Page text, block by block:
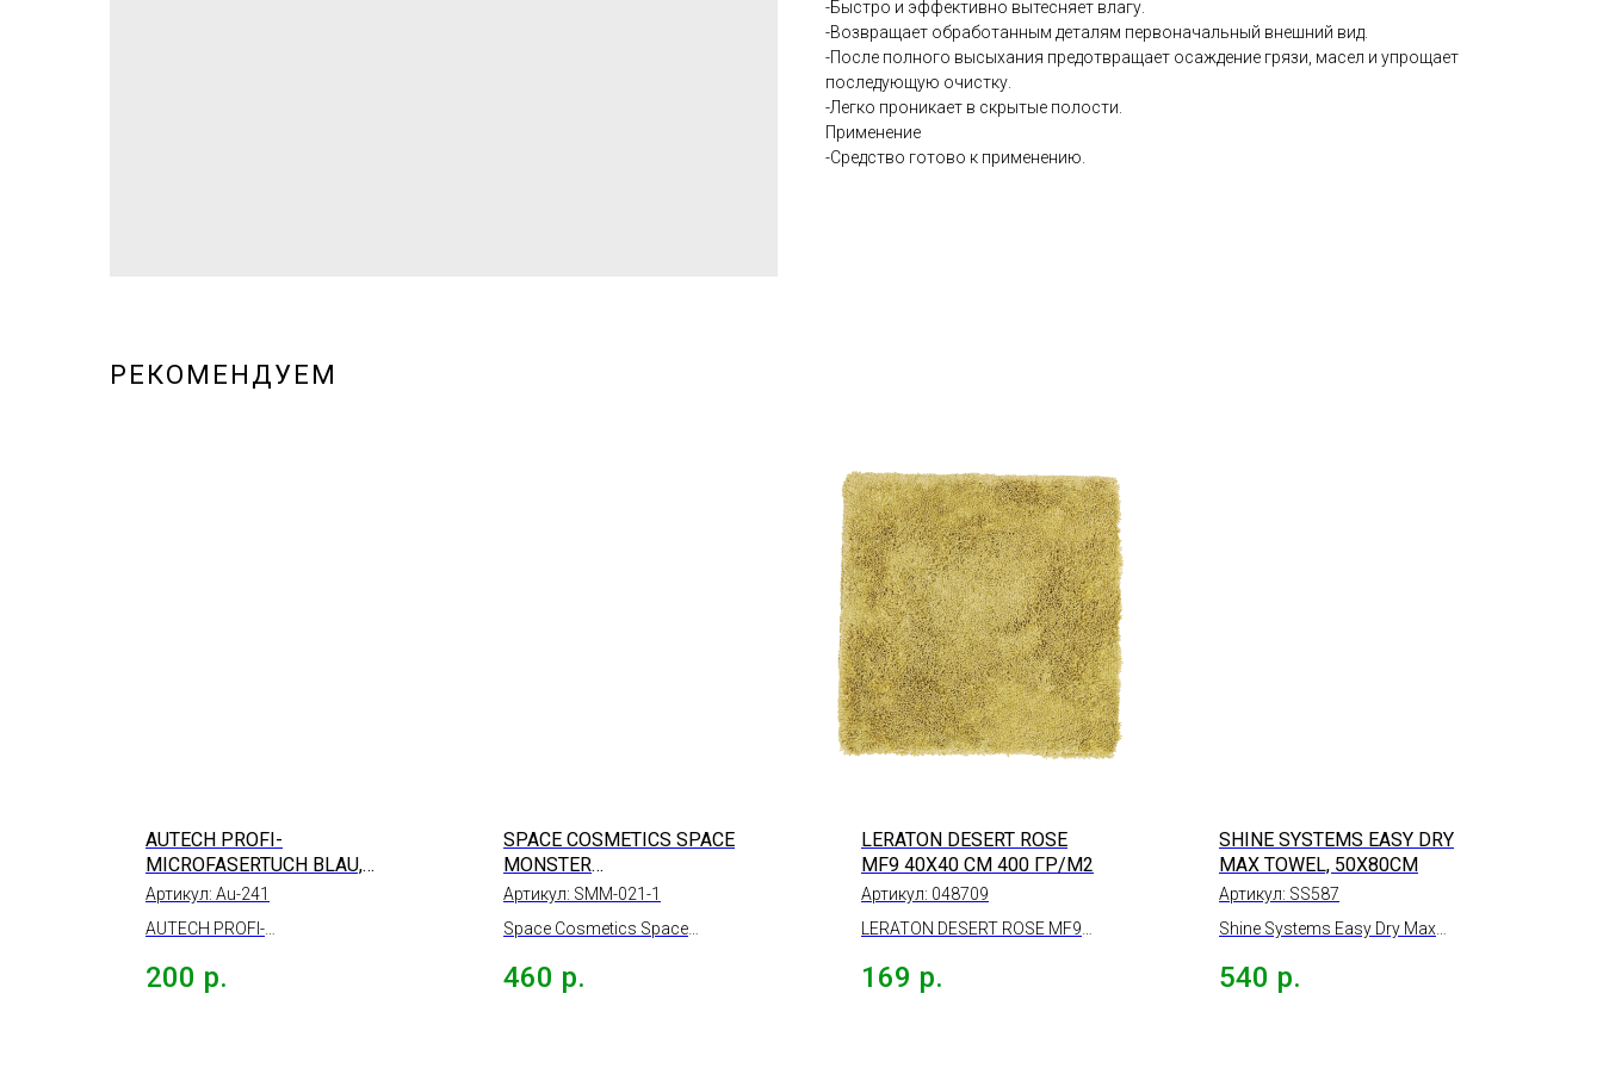
-Быстро и эффективно вытесняет влагу.
-Возвращает обработанным деталям первоначальный внешний вид.
-После полного высыхания предотвращает осаждение грязи, масел и упрощает
последующую очистку.
-Легко проникает в скрытые полости.
Применение
-Средство готово к применению.
РЕКОМЕНДУЕМ
AUTECH PROFI-
MICROFASERTUCH BLAU,
40*40СМ
Артикул: Au-241
AUTECH PROFI-
микрофибра салфетка
200 р.
SPACE COSMETICS SPACE
MONSTER
МИКРОФИБРОВОЕ
КУЗОВА, 60*80СМ, 550Г/М
Артикул: SMM-021-1
Space Cosmetics Space
полотенце для сушки кузова,
460 р.
LERATON DESERT ROSE
MF9 40X40 СМ 400 ГР/М2
Артикул: 048709
LERATON DESERT ROSE MF9
м2
169 р.
SHINE SYSTEMS EASY DRY
MAX TOWEL, 50Х80СМ
Артикул: SS587
Shine Systems Easy Dry Max
микрофибра для сушки
540 р.